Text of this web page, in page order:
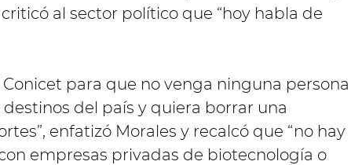
al sector político que “hoy habla de
Conicet para que no venga ninguna persona
del país y quiera borrar una
enfatizó Morales y recalcó que “no hay
empresas privadas de biotecnología o